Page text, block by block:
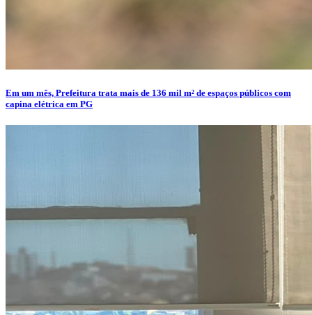
Em um mês, Prefeitura trata mais de 136 mil m² de espaços públicos com
capina elétrica em PG